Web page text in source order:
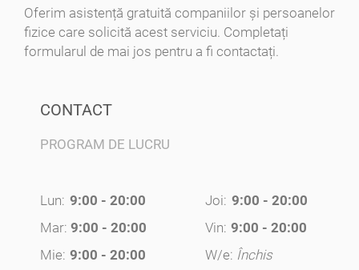
Oferim asistență gratuită companiilor și persoanelor
fizice care solicită acest serviciu. Completați
formularul de mai jos pentru a fi contactați.
CONTACT
PROGRAM DE LUCRU
Lun: 9:00 - 20:00
Mar: 9:00 - 20:00
Mie: 9:00 - 20:00
Joi: 9:00 - 20:00
Vin: 9:00 - 20:00
W/e: Închis